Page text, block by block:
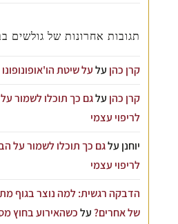
תגובות אחרונות של גולשים
קרן כהן עלעל שיטת
קרן כהן עלגם כך תוכלו לשמור
לריפוי עצמי
יוחנן עלגם כך תוכלו לשמור על
לריפוי עצמי
הדבקה רגשית: למה נוצר בגוף
של אחרים?עלכשהאירוע בחוץ